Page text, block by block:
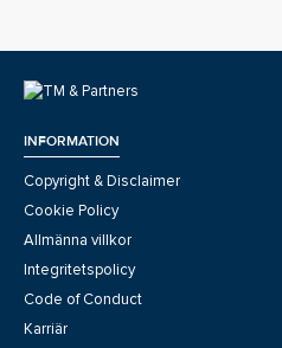
INFORMATION
Copyright & Disclaimer
Cookie Policy
Allmänna villkor
Integritetspolicy
Code of Conduct
Karriär